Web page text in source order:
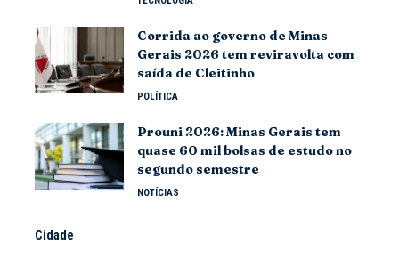
Corrida ao governo de Minas
Gerais 2026 tem reviravolta com
saída de Cleitinho
POLÍTICA
Prouni 2026: Minas Gerais tem
quase 60 mil bolsas de estudo no
segundo semestre
NOTÍCIAS
Cidade